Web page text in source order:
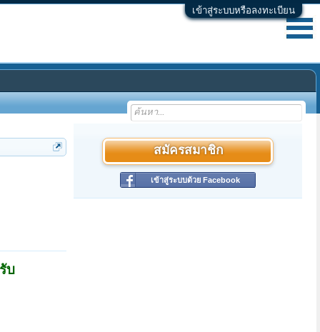
เข้าสู่ระบบหรือลงทะเบียน
บ
สมัครสมาชิก
เข้าสู่ระบบด้วย Facebook